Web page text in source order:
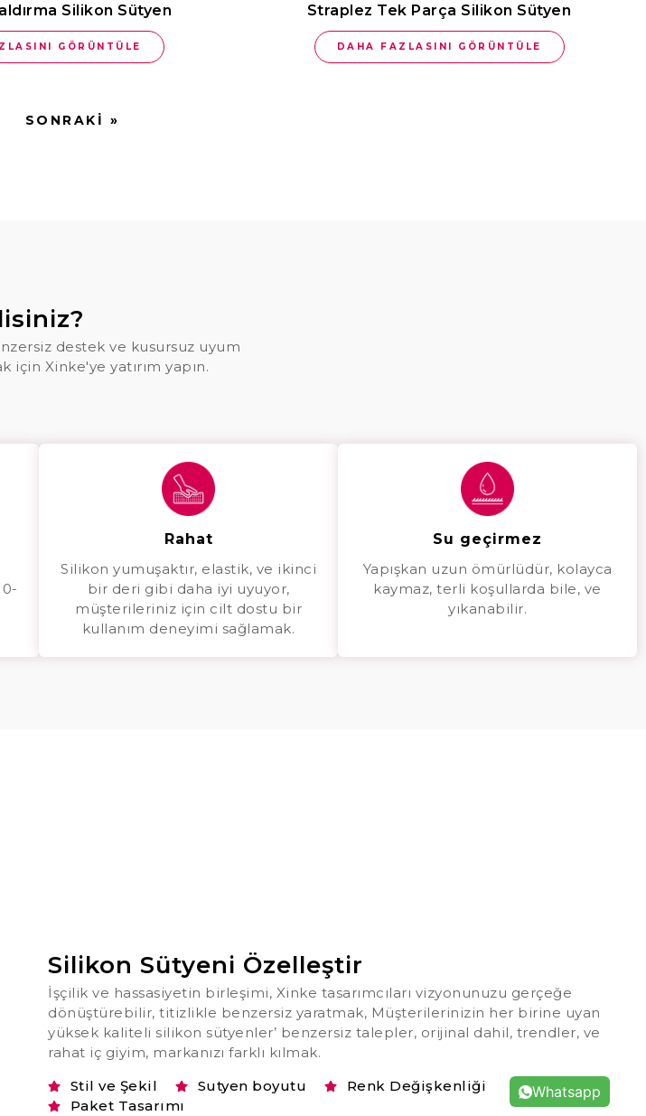
Silikon Sütyen
GÖRÜNTÜLE
Straplez Tek Parça Silikon Sütyen
DAHA FAZLASINI GÖRÜNTÜLE
SONRAKI »
destek ve kusursuz uyum
için Xinke'ye yatırım yapın.
Rahat
Silikon yumuşaktır, elastik, ve ikinci
bir deri gibi daha iyi uyuyor,
müşterileriniz için cilt dostu bir
kullanım deneyimi sağlamak.
Su geçirmez
Yapışkan uzun ömürlüdür, kolayca
kaymaz, terli koşullarda bile, ve
yıkanabilir.
Silikon Sütyeni Özelleştir
İşçilik ve hassasiyetin birleşimi, Xinke tasarımcıları vizyonunuzu gerçeğe
dönüştürebilir, titizlikle benzersiz yaratmak, Müşterilerinizin her birine uyan
yüksek kaliteli silikon sütyenler’ benzersiz talepler, orijinal dahil, trendler, ve
rahat iç giyim, markanızı farklı kılmak.
Stil ve Şekil
Sutyen boyutu
Renk Değişkenliği
Paket Tasarımı
Whatsapp